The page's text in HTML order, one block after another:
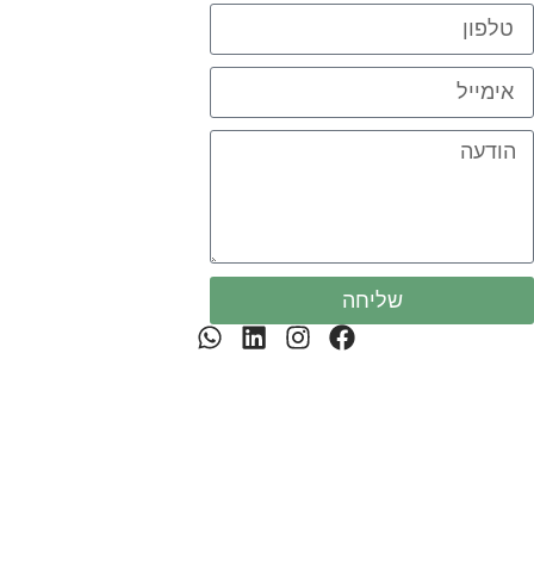
שליחה